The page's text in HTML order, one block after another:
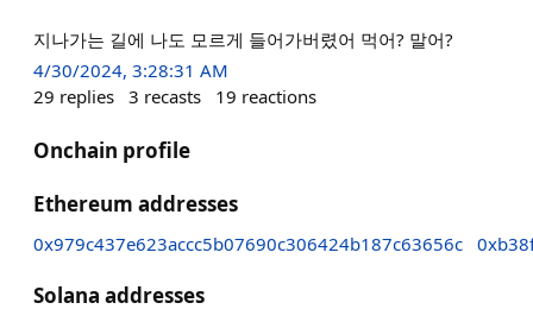
지나가는 길에 나도 모르게 들어가버렸어 먹어? 말어?
4/30/2024, 3:28:31 AM
29 replies 3 recasts 19 reactions
Onchain profile
Ethereum addresses
0x979c437e623accc5b07690c306424b187c63656c
Solana addresses